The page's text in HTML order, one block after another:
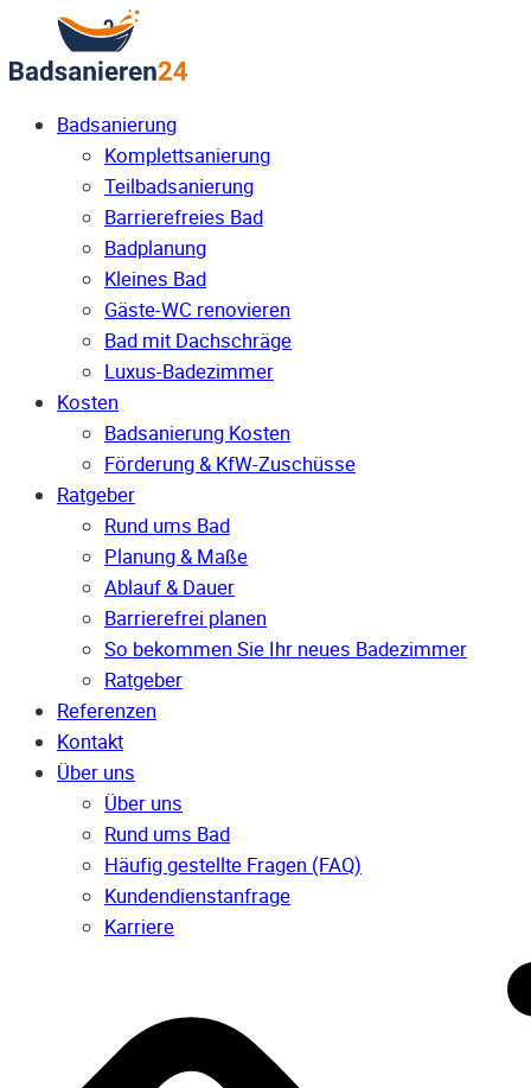
Badsanierung
Komplettsanierung
Teilbadsanierung
Barrierefreies Bad
Badplanung
Kleines Bad
Gäste-WC renovieren
Bad mit Dachschräge
Luxus-Badezimmer
Kosten
Badsanierung Kosten
Förderung & KfW-Zuschüsse
Ratgeber
Rund ums Bad
Planung & Maße
Ablauf & Dauer
Barrierefrei planen
So bekommen Sie Ihr neues Badezimmer
Ratgeber
Referenzen
Kontakt
Über uns
Über uns
Rund ums Bad
Häufig gestellte Fragen (FAQ)
Kunden­dienst­anfrage
Karriere